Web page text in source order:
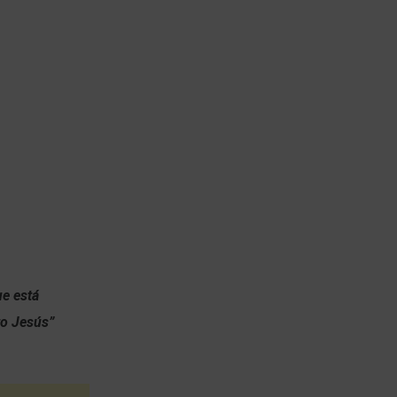
está
Jesús”